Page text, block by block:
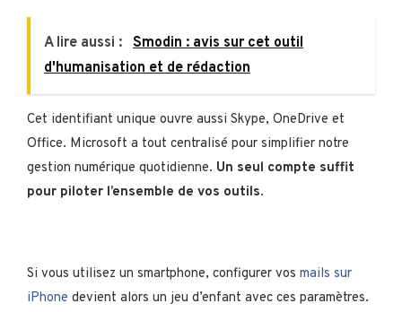
A lire aussi : Smodin : avis sur cet outil
d'humanisation et de rédaction
Cet identifiant unique ouvre aussi Skype, OneDrive et
Office. Microsoft a tout centralisé pour simplifier notre
gestion numérique quotidienne. Un seul compte suffit
pour piloter l’ensemble de vos outils.
Si vous utilisez un smartphone, configurer vos mails sur
iPhone devient alors un jeu d’enfant avec ces paramètres.